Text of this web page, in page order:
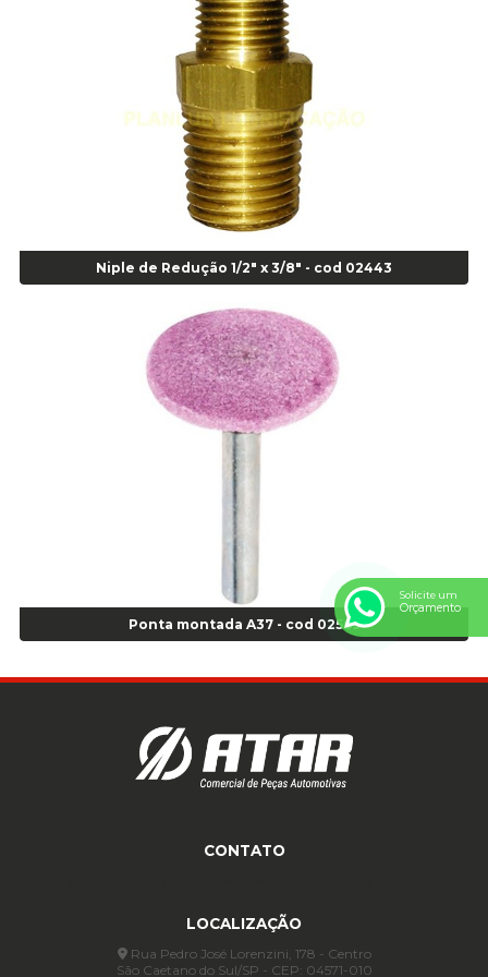
Alicate para Anéis Externos Bico Reto - Gedore A2 - Cod 00894
Alicate para Anéis Externos com Bico Curvo - Gedore A21 - Cod 00895
Alicate para Anéis Internos Bico Curvo - Gedore J21 - Cod 00893
Alicate para Anéis Tipo Trava Câmbio 8134 Gedore - Cod 02008
Alicate para Balanceamento - Cod 03078
Alicate para trava de cambio 398 11" - Corneta - Cod 03113
Alicate Universal - Cod 01718
Alicate Universal 8" Gedore - Cod 00133
Anel Centralizador Fiat 4 pçs - Amarelo - Cod 00517
Anel Centralizador Ford 4pçs - Verde - Cod 00518
Anel Centralizador GM 4 pçs - Azul - Cod 00519
Anel Centralizador Honda 4 pçs - Vermelho - Cod 01465
Anel Centralizador Peugeot 4pçs - Branco - Cod 01466
Anel Centralizador Renault 4pçs - Marrom - Cod 01467
Anel Centralizador Toyota 4pçs - Preto - Cod 01335
Anel Centralizador VW 4pçs - Laranja - Cod 00520
Anel de vedação Jumbo OR-224 TG - Cod: 03749
Anel de vedação Jumbo OR-449 Cod: 03752
Anel para Vedação OR 25 - Cod 01766
Anel para Vedação OR 325 - Cod 03390
Anel para Vedação OR 325 Nacional -Cod 01768
Anel para Vedação OR 335 Importado - Cod 01771
Anel para Vedação OR 339 - Cod 01772
Anel para Vedação OR 88 - Cod 01767
Automático para compressor 125 a 175 libras - Cod 02206
Niple de Redução 1/2" x 3/8" - cod 02443
Ponta montada A37 - cod 02569
CONTATO
LOCALIZAÇÃO
Rua Pedro José Lorenzini, 178 - Centro
São Caetano do Sul/SP - CEP: 04571-010
Solicite um
Orçamento